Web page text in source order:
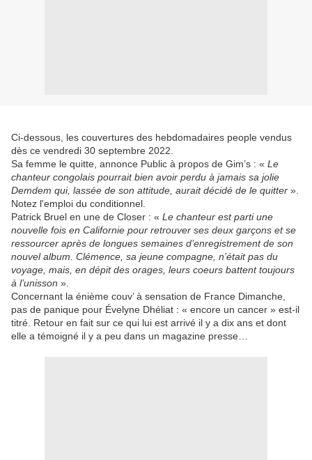
Ci-dessous, les couvertures des hebdomadaires people vendus
dès ce vendredi 30 septembre 2022.
Sa femme le quitte, annonce Public à propos de Gim’s : « Le
chanteur congolais pourrait bien avoir perdu à jamais sa jolie
Demdem qui, lassée de son attitude, aurait décidé de le quitter ».
Notez l'emploi du conditionnel.
Patrick Bruel en une de Closer : « Le chanteur est parti une
nouvelle fois en Californie pour retrouver ses deux garçons et se
ressourcer après de longues semaines d’enregistrement de son
nouvel album. Clémence, sa jeune compagne, n’était pas du
voyage, mais, en dépit des orages, leurs coeurs battent toujours
à l’unisson ».
Concernant la énième couv’ à sensation de France Dimanche,
pas de panique pour Évelyne Dhéliat : « encore un cancer » est-il
titré. Retour en fait sur ce qui lui est arrivé il y a dix ans et dont
elle a témoigné il y a peu dans un magazine presse…